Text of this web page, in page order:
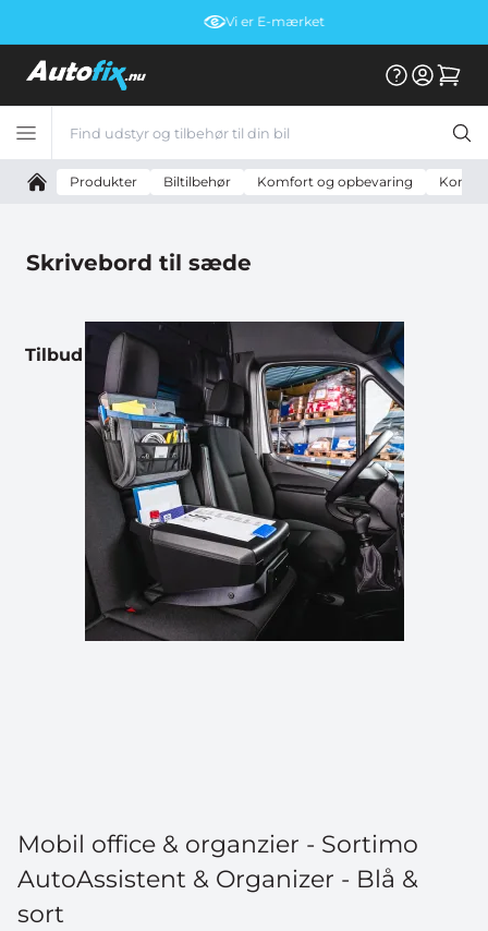
Vi er E-mærket
Produkter Biltilbehør Komfort og opbevaring Kontor
Skrivebord til sæde
Tilbud
Mobil office & organzier - Sortimo
AutoAssistent & Organizer - Blå &
sort